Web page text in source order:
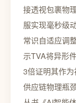
接透视包裹物
服实现毫秒级
常识自适应调
示TVA将异形
3倍证明其作
供应链物理瓶